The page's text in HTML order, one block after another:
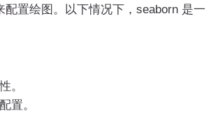
配置绘图。以下情况下，seaborn 是一
。
置。